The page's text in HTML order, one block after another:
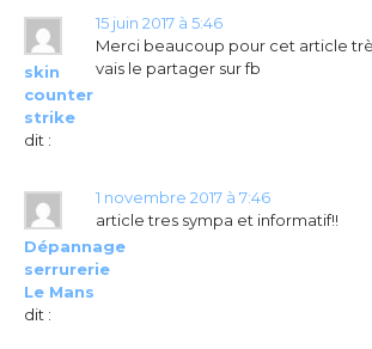
n
a
v
i
g
a
t
i
skin
counter
strike
dit :
15 juin 2017 à 5:46
Merci beaucoup pour cet article
vais le partager sur fb
Dépannage
serrurerie
Le Mans
dit :
1 novembre 2017 à 7:46
article tres sympa et informatif!!